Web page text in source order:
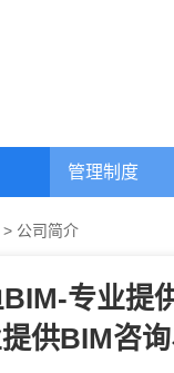
管理制度
> 公司简介
专业提
供BIM咨